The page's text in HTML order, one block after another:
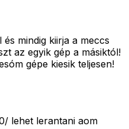
mindig kiirja a meccs
az egyik gép a másiktól!
gépe kiesik teljesen!
lehet lerantani aom